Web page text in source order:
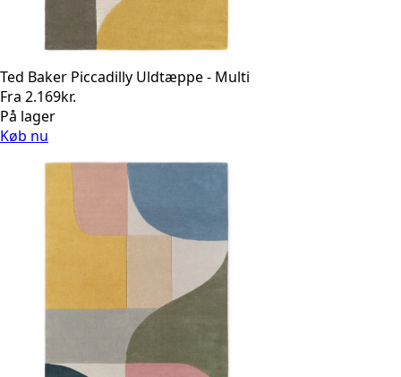
Ted Baker Piccadilly Uldtæppe - Multi
Fra 2.169kr.
På lager
Køb nu